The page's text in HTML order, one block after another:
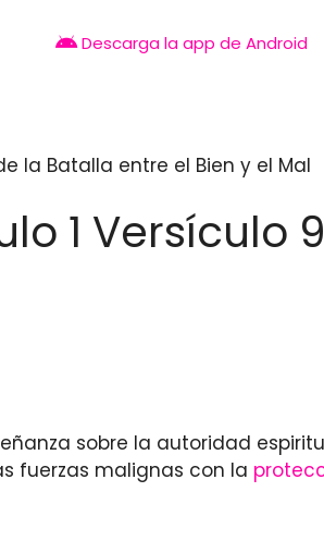
Descarga la app de Android
la Batalla entre el Bien y el Mal
1 Versículo
sobre la autoridad
fuerzas malignas con la